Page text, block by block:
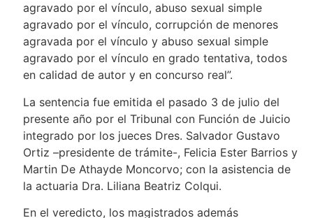
agravado por el vínculo, abuso sexual simple
agravado por el vínculo, corrupción de menores
agravada por el vínculo y abuso sexual simple
agravado por el vínculo en grado tentativa, todos
en calidad de autor y en concurso real”.
La sentencia fue emitida el pasado 3 de julio del
presente año por el Tribunal con Función de Juicio
integrado por los jueces Dres. Salvador Gustavo
Ortiz –presidente de trámite-, Felicia Ester Barrios y
Martin De Athayde Moncorvo; con la asistencia de
la actuaria Dra. Liliana Beatriz Colqui.
En el veredicto, los magistrados además